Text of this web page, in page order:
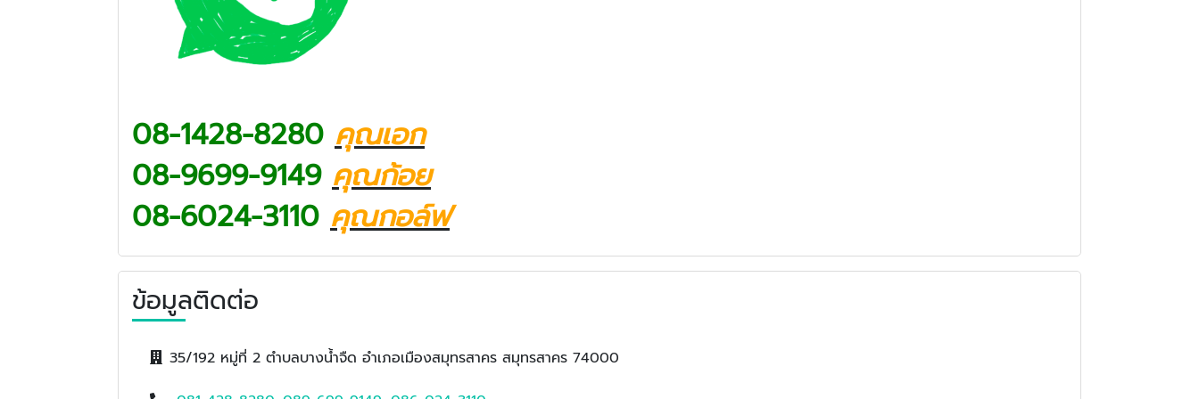
08-1428-8280 คุณเอก
08-9699-9149 คุณก้อย
08-6024-3110​ คุณกอล์ฟ
ข้อมูลติดต่อ
35/192 หมู่ที่ 2 ตำบลบางน้ำจืด อำเภอเมืองสมุทรสาคร สมุทรสาคร 74000